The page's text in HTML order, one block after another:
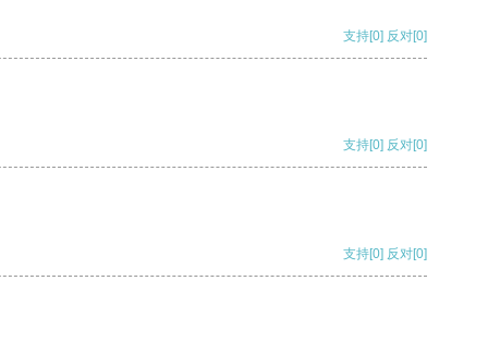
支持[0] 反对[0]
支持[0] 反对[0]
支持[0] 反对[0]